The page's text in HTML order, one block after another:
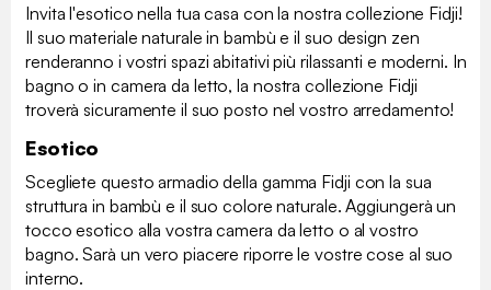
Invita l'esotico nella tua casa con la nostra collezione Fidji!
Il suo materiale naturale in bambù e il suo design zen
renderanno i vostri spazi abitativi più rilassanti e moderni. In
bagno o in camera da letto, la nostra collezione Fidji
troverà sicuramente il suo posto nel vostro arredamento!
Esotico
Scegliete questo armadio della gamma Fidji con la sua
struttura in bambù e il suo colore naturale. Aggiungerà un
tocco esotico alla vostra camera da letto o al vostro
bagno. Sarà un vero piacere riporre le vostre cose al suo
interno.